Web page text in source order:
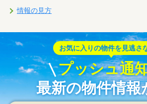
情報の見方
お気に入りの物件を見逃さ
プッシュ通
最新の物件情報